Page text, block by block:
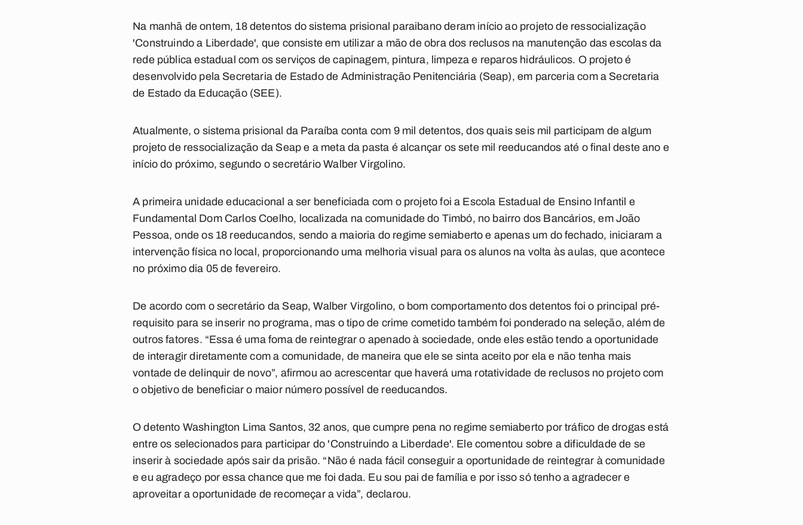
Na manhã de ontem, 18 detentos do sistema prisional paraibano deram início ao projeto de ressocialização
'Construindo a Liberdade', que consiste em utilizar a mão de obra dos reclusos na manutenção das escolas da
rede pública estadual com os serviços de capinagem, pintura, limpeza e reparos hidráulicos. O projeto é
desenvolvido pela Secretaria de Estado de Administração Penitenciária (Seap), em parceria com a Secretaria
de Estado da Educação (SEE).
Atualmente, o sistema prisional da Paraíba conta com 9 mil detentos, dos quais seis mil participam de algum
projeto de ressocialização da Seap e a meta da pasta é alcançar os sete mil reeducandos até o final deste ano e
início do próximo, segundo o secretário Walber Virgolino.
A primeira unidade educacional a ser beneficiada com o projeto foi a Escola Estadual de Ensino Infantil e
Fundamental Dom Carlos Coelho, localizada na comunidade do Timbó, no bairro dos Bancários, em João
Pessoa, onde os 18 reeducandos, sendo a maioria do regime semiaberto e apenas um do fechado, iniciaram a
intervenção física no local, proporcionando uma melhoria visual para os alunos na volta às aulas, que acontece
no próximo dia 05 de fevereiro.
De acordo com o secretário da Seap, Walber Virgolino, o bom comportamento dos detentos foi o principal pré-
requisito para se inserir no programa, mas o tipo de crime cometido também foi ponderado na seleção, além de
outros fatores. “Essa é uma foma de reintegrar o apenado à sociedade, onde eles estão tendo a oportunidade
de interagir diretamente com a comunidade, de maneira que ele se sinta aceito por ela e não tenha mais
vontade de delinquir de novo”, afirmou ao acrescentar que haverá uma rotatividade de reclusos no projeto com
o objetivo de beneficiar o maior número possível de reeducandos.
O detento Washington Lima Santos, 32 anos, que cumpre pena no regime semiaberto por tráfico de drogas está
entre os selecionados para participar do 'Construindo a Liberdade'. Ele comentou sobre a dificuldade de se
inserir à sociedade após sair da prisão. “Não é nada fácil conseguir a oportunidade de reintegrar à comunidade
e eu agradeço por essa chance que me foi dada. Eu sou pai de família e por isso só tenho a agradecer e
aproveitar a oportunidade de recomeçar a vida”, declarou.